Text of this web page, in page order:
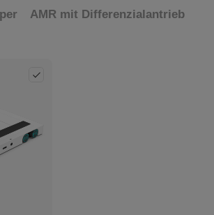
AMR mit Differenzialantrieb